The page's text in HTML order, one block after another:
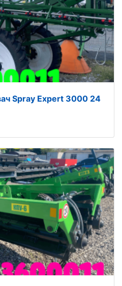
Spray Expert 3000 24